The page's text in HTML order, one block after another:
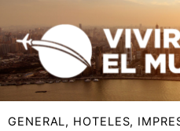
al
contenido
GENERAL, HOTELES,